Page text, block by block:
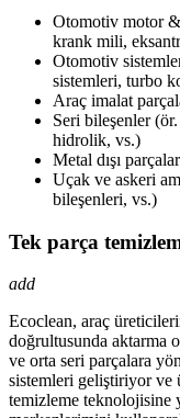
Otomotiv motor &
krank mili,
Otomotiv
sistemleri, turbo
Araç imalat
Seri bileşenler
hidrolik, vs.)
Metal dışı
Uçak ve askeri
bileşenleri, vs.)
Tek parça
add
Ecoclean, araç
doğrultusunda aktarma
ve orta seri parçalara
sistemleri geliştiriyor ve
temizleme